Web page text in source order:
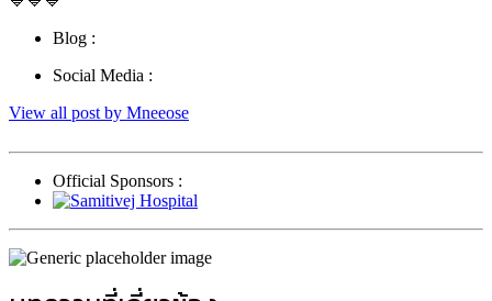
Blog :
Social Media :
View all post by Mneeose
Official Sponsors :